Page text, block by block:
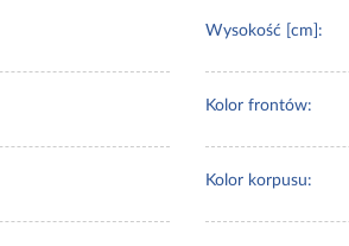
Wysokość [cm]:
Kolor frontów:
Kolor korpusu: